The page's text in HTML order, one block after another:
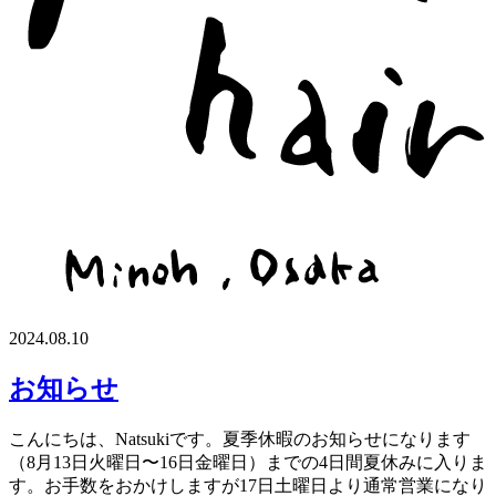
2024.08.10
お知らせ
こんにちは、Natsukiです。夏季休暇のお知らせになります
（8月13日火曜日〜16日金曜日）までの4日間夏休みに入りま
す。お手数をおかけしますが17日土曜日より通常営業になり